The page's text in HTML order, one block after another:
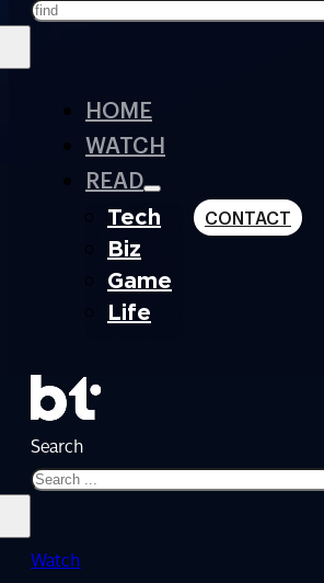
HOME
WATCH
READ
Tech
Biz
Game
Life
CONTACT
Search
Watch